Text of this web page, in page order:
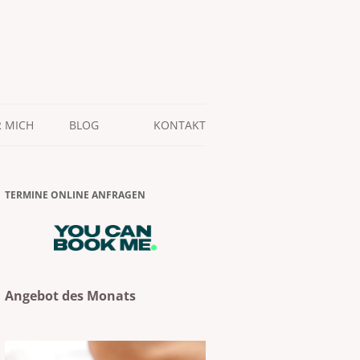
MICH BLOG KONTAKT
TERMINE ONLINE ANFRAGEN
Angebot des Monats